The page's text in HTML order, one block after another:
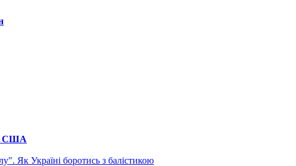
США
Як Україні боротись з балістикою